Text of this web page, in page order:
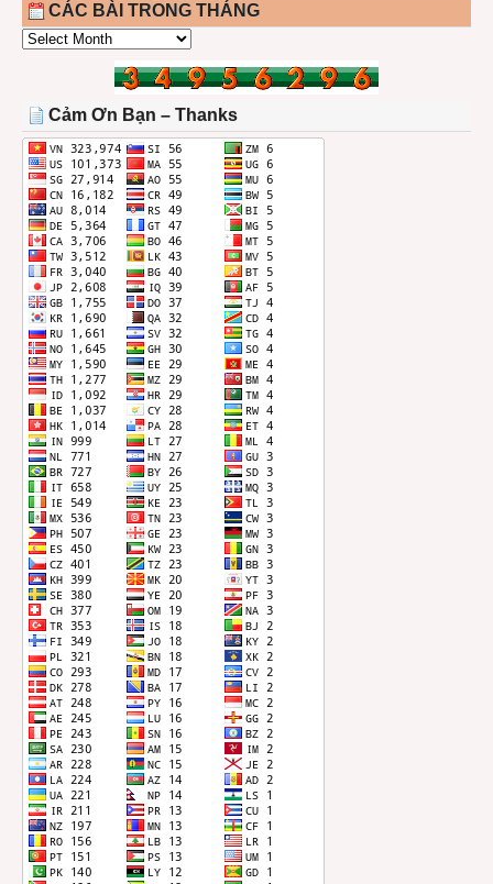
CÁC BÀI TRONG THÁNG
CÁC
THÁNG
Cảm Ơn Bạn – Thanks